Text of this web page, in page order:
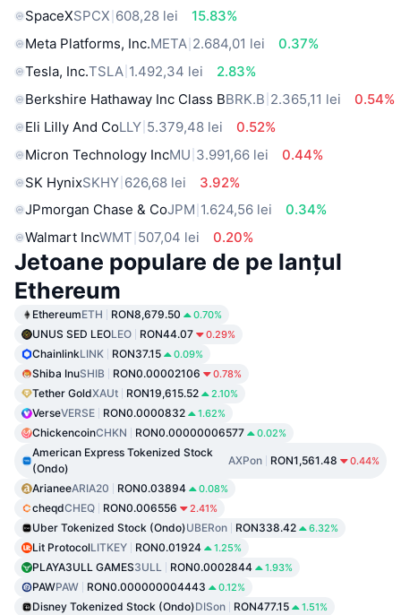
SpaceXSPCX 608,28 lei
15.83%
Meta Platforms, Inc.META 2.684,01 lei
0.37%
Tesla, Inc.TSLA 1.492,34 lei
2.83%
Berkshire Hathaway Inc Class BBRK.B 2.365,11 lei
0.54%
Eli Lilly And CoLLY 5.379,48 lei
0.52%
Micron Technology IncMU 3.991,66 lei
0.44%
SK HynixSKHY 626,68 lei
3.92%
JPmorgan Chase & CoJPM 1.624,56 lei
0.34%
Walmart IncWMT 507,04 lei 0.20%
Jetoane populare de pe lanțul
Ethereum
EthereumETH RON8,679.50 0.70%
UNUS SED LEOLEO RON44.07 0.29%
ChainlinkLINK RON37.15 0.09%
Shiba InuSHIB RON0.00002106 0.78%
Tether GoldXAUt RON19,615.52 2.10%
VerseVERSE RON0.0000832 1.62%
ChickencoinCHKN RON0.00000006577 0.02%
American Express Tokenized Stock
(Ondo)
AXPon RON1,561.48 0.44%
ArianeeARIA20 RON0.03894 0.08%
cheqdCHEQ RON0.006556 2.41%
Uber Tokenized Stock (Ondo)UBERon RON338.42 6.32%
Lit ProtocolLITKEY RON0.01924 1.25%
PLAYA3ULL GAMES3ULL RON0.0002844 1.93%
PAWPAW RON0.000000004443 0.12%
Disney Tokenized Stock (Ondo)DISon RON477.15 1.51%